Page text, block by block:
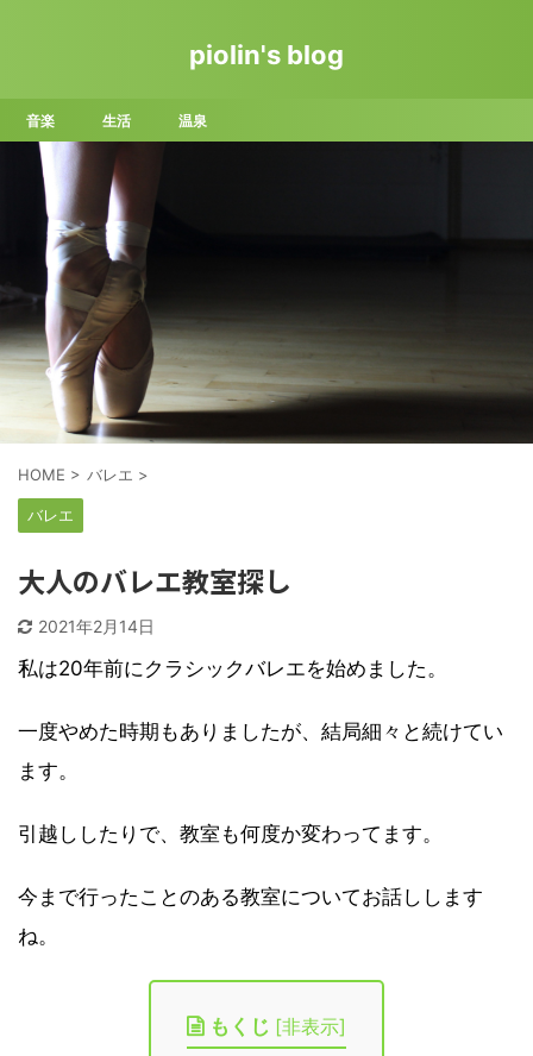
piolin's blog
音楽 生活 温泉
HOME > バレエ >
バレエ
大人のバレエ教室探し
2021年2月14日
私は20年前にクラシックバレエを始めました。
一度やめた時期もありましたが、結局細々と続けてい
ます。
引越ししたりで、教室も何度か変わってます。
今まで行ったことのある教室についてお話しします
ね。
もくじ [非表示]